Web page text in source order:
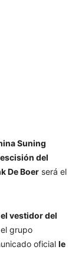
Suning
del
De Boer será el
vestidor del
grupo
oficial le